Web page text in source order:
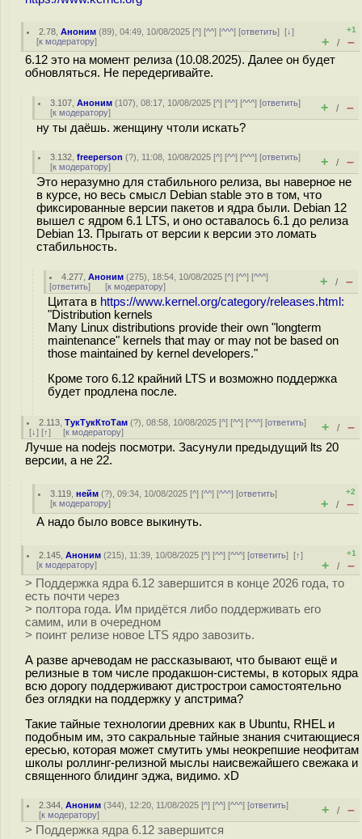
2.78 ,Аноним (89), 04:49, 10/08/2025 [^] [^^] [^^^] [ответить][↓]
[к модератору]
+1
+ / –
6.12 это на момент релиза (10.08.2025). Далее он будет
обновляться. Не передергивайте.
3.107 ,Аноним (107), 08:17, 10/08/2025 [^] [^^] [^^^] [ответить]
[к модератору] + / –
ну ты даёшь. женщину чтоли искать?
3.132 ,freeperson (?), 11:08, 10/08/2025 [^] [^^] [^^^] [ответить]
[к модератору] + / –
Это неразумно для стабильного релиза, вы наверное не
в курсе, но весь смысл Debian stable это в том, что
фиксированные версии пакетов и ядра были. Debian 12
вышел с ядром 6.1 LTS, и оно оставалось 6.1 до релиза
Debian 13. Прыгать от версии к версии это ломать
стабильность.
4.277 ,Аноним (275), 18:54, 10/08/2025 [^] [^^] [^^^]
[ответить] [к модератору] + / –
Цитата в https://www.kernel.org/category/releases.html:
"Distribution kernels
Many Linux distributions provide their own "longterm
maintenance" kernels that may or may not be based on
those maintained by kernel developers."
Кроме того 6.12 крайний LTS и возможно поддержка
будет продлена после.
2.113 ,ТукТукКтоТам (?), 08:58, 10/08/2025 [^] [^^] [^^^] [ответить]
[↓] [↑] [к модератору] + / –
Лучше на nodejs посмотри. Засунули предыдущий lts 20
версии, а не 22.
3.119 ,нейм (?), 09:34, 10/08/2025 [^] [^^] [^^^] [ответить]
[к модератору]
+2
+ / –
А надо было вовсе выкинуть.
2.145 ,Аноним (215), 11:39, 10/08/2025 [^] [^^] [^^^] [ответить][↑]
[к модератору]
+1
+ / –
> Поддержка ядра 6.12 завершится в конце 2026 года, то
есть почти через
> полтора года. Им придётся либо поддерживать его
самим, или в очередном
> поинт релизе новое LTS ядро завозить.
А разве арчеводам не рассказывают, что бывают ещё и
релизные в том числе продакшон-системы, в которых ядра
всю дорогу поддерживают дистрострои самостоятельно
без оглядки на поддержку у апстрима?
Такие тайные технологии древних как в Ubuntu, RHEL и
подобным им, это сакральные тайные знания считающиеся
ересью, которая может смутить умы неокрепшие неофитам
школы роллинг-релизной мыслы наисвежайшего свежака и
священного блидинг эджа, видимо. xD
2.344 ,Аноним (344), 12:20, 11/08/2025 [^] [^^] [^^^] [ответить]
[к модератору] + / –
> Поддержка ядра 6.12 завершится